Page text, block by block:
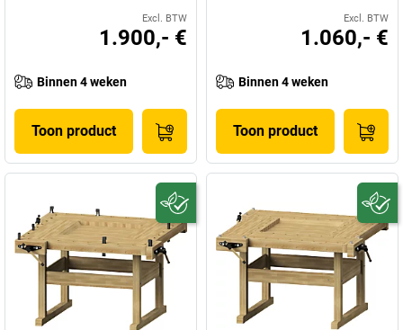
Excl. BTW
1.900,- €
Binnen 4 weken
Toon product
Excl. BTW
1.060,- €
Binnen 4 weken
Toon product